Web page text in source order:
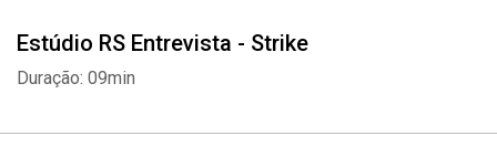
Estúdio RS Entrevista - Strike
Duração: 09min